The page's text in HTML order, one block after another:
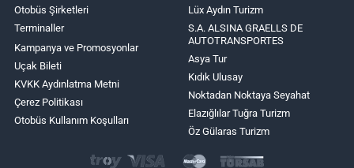
Otobüs Şirketleri
Terminaller
Kampanya ve Promosyonlar
Uçak Bileti
KVKK Aydınlatma Metni
Çerez Politikası
Otobüs Kullanım Koşulları
Lüx Aydın Turizm
S.A. ALSINA GRAELLS DE
AUTOTRANSPORTES
Asya Tur
Kıdık Ulusay
Noktadan Noktaya Seyahat
Elazığlılar Tuğra Turizm
Öz Gülaras Turizm